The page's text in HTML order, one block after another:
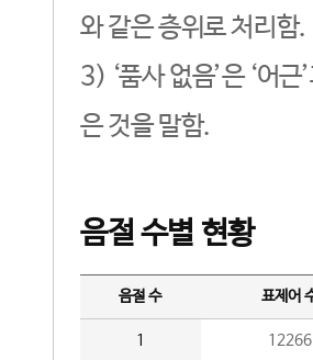
와 같은 층위로 처리함.
3) ‘품사 없음’은 ‘어
은 것을 말함.
음절 수별 현황
음절 수 표제어
1 12266